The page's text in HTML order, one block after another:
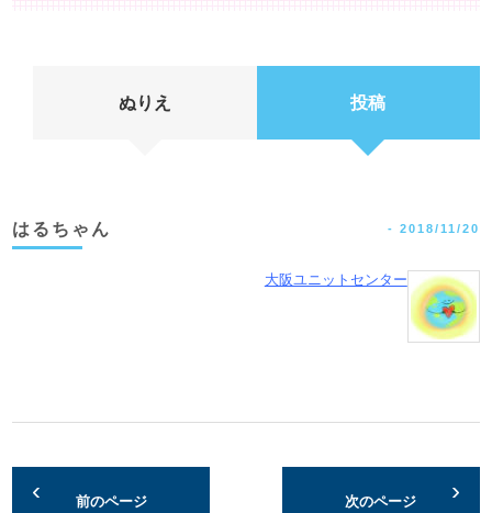
ぬりえ 投稿
はるちゃん - 2018/11/20
大阪ユニットセンター
前のページ 次のページ